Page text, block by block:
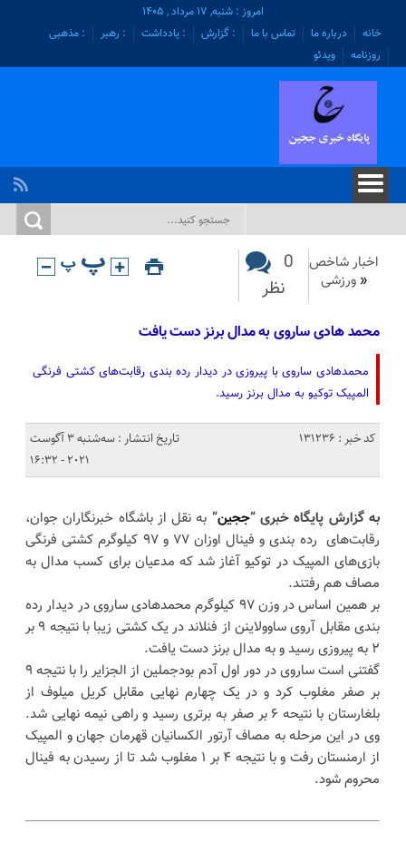
امروز : شنبه, ۱۷ مرداد , ۱۴۰۵
خانه
درباره ما تماس با ما : گزارش : یادداشت : رهبر
: مذهبی
روزنامه
ویدئو
اخبار شاخص
« ورزشی
0
نظر
محمد هادی ساروی به مدال برنز دست یافت
محمدهادی ساروی با پیروزی در دیدار رده بندی رقابت‌های کشتی فرنگی
المپیک توکیو به مدال برنز رسید.
کد خبر : 131236
تاریخ انتشار : سه‌شنبه 3 آگوست
2021 - 16:32
به گزارش پایگاه خبری “ججین” به نقل از باشگاه خبرنگاران جوان،
رقابت‌های رده بندی و فینال اوزان ۷۷ و ۹۷ کیلوگرم کشتی فرنگی
بازی‌های المپیک در توکیو آغاز شد که مدعیان برای کسب مدال به
مصاف هم رفتند.
بر همین اساس در وزن ۹۷ کیلوگرم محمدهادی ساروی در دیدار رده
بندی مقابل آروی ساوولاینن از فنلاند در یک کشتی زیبا با نتیجه ۹ بر
۲ به پیروزی رسید و به مدال برنز دست یافت.
گفتنی است ساروی در دور اول آدم بودجملین از الجزایر را با نتیجه ۹
بر صفر مغلوب کرد و در یک چهارم نهایی مقابل کریل میلوف از
بلغارستان با نتیحه ۶ بر صفر به برتری رسید و راهی نیمه نهایی شد.
وی در این مرحله به مصاف آرتور الکسانیان قهرمان جهان و المپیک
از ارمنستان رفت و با نتیجه ۴ بر ۱ مغلوب شد تا از رسیدن به فینال
محروم شود.